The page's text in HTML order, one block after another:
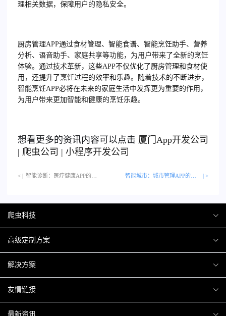
理相关数据，保障用户的隐私安全。
厨房管理APP通过食材管理、智能食谱、智能烹饪助手、营养
分析、语音助手、家庭共享等功能，为用户带来了全新的烹饪
体验。通过技术革新，这些APP不仅优化了厨房管理和食材使
用，还提升了烹饪过程的效率和乐趣。随着技术的不断进步，
智能烹饪APP必将在未来的家庭生活中发挥更为重要的作用，
为用户带来更加智能和健康的烹饪乐趣。
想看更多的资讯内容可以点击 厦门 App开发公司
| 爬虫公司 | 小程序开发公司
< | | >
爬虫科技
爬虫案例
关于爬虫
高级定制方案
H5互动营销
微信小程序
解决方案
商城解决方案
商城会员积分商城解决方案
友情链接
厦门小程序开发
最新资讯